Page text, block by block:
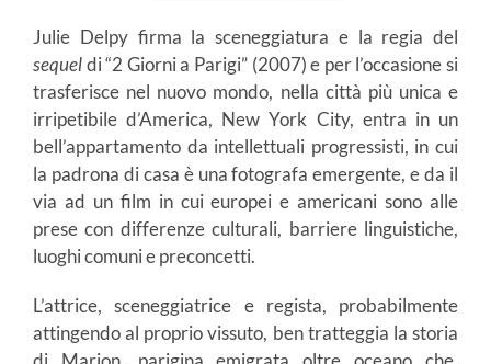
Julie Delpy firma la sceneggiatura e la regia del
sequeldi “2 Giorni a Parigi” (2007) e per l’occasione si
trasferisce nel nuovo mondo, nella città più unica e
irripetibile d’America, New York City, entra in un
bell’appartamento da intellettuali progressisti, in cui
la padrona di casa è una fotografa emergente, e da il
via ad un film in cui europei e americani sono alle
prese con differenze culturali, barriere linguistiche,
luoghi comuni e preconcetti.
L’attrice, sceneggiatrice e regista, probabilmente
attingendo al proprio vissuto, ben tratteggia la storia